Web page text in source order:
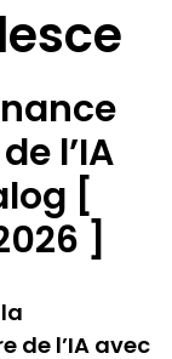
l’IA
[
]
de l’IA avec